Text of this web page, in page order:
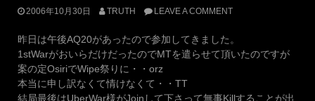
2006年10月30日 TRUTH LEAVE A COMMENT
昨日は午後AQ20があったので参加してきました。
1stWarがおいらだけだったのでMTを遣らせて頂いたのですが
案の定OsiriでWipe祭りに・・orz
本当に申し訳なくて情けなくて・・TT
結局最後はUberWar様がJoinして下さって無事Killすることが出